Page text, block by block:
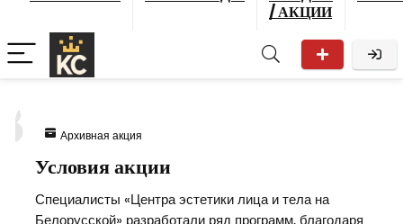
/ АКЦИИ
Архивная акция
Условия акции
Специалисты «Центра эстетики лица и тела на
Белорусской» разработали ряд программ, благодаря